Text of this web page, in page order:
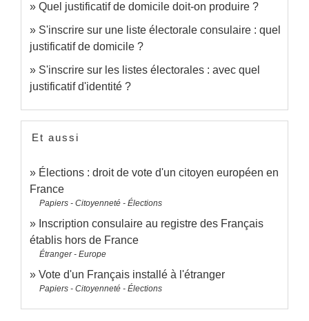
Quel justificatif de domicile doit-on produire ?
S'inscrire sur une liste électorale consulaire : quel
justificatif de domicile ?
S'inscrire sur les listes électorales : avec quel
justificatif d'identité ?
Et aussi
Élections : droit de vote d'un citoyen européen en
France
Papiers - Citoyenneté - Élections
Inscription consulaire au registre des Français
établis hors de France
Étranger - Europe
Vote d'un Français installé à l'étranger
Papiers - Citoyenneté - Élections